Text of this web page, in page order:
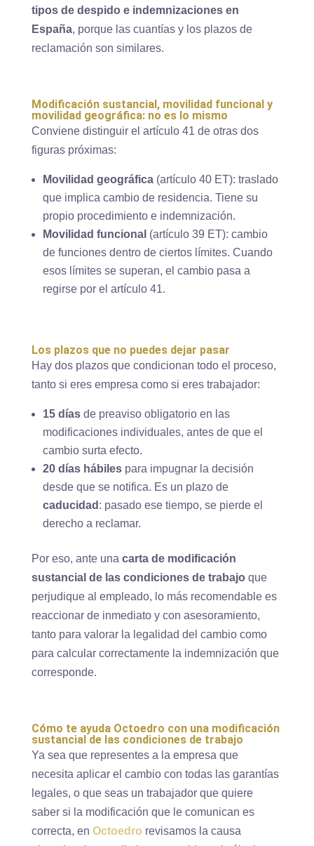
tipos de despido e indemnizaciones en
España, porque las cuantías y los plazos de
reclamación son similares.
Modificación sustancial, movilidad funcional y
movilidad geográfica: no es lo mismo
Conviene distinguir el artículo 41 de otras dos
figuras próximas:
Movilidad geográfica(artículo 40 ET): traslado
que implica cambio de residencia. Tiene su
propio procedimiento e indemnización.
Movilidad funcional (artículo 39 ET): cambio
de funciones dentro de ciertos límites. Cuando
esos límites se superan, el cambio pasa a
regirse por el artículo 41.
Los plazos que no puedes dejar pasar
Hay dos plazos que condicionan todo el proceso,
tanto si eres empresa como si eres trabajador:
15 díasde preaviso obligatorio en las
modificaciones individuales, antes de que el
cambio surta efecto.
20 días hábilespara impugnar la decisión
desde que se notifica. Es un plazo de
caducidad : pasado ese tiempo, se pierde el
derecho a reclamar.
Por eso, ante una carta de modificación
sustancial de las condiciones de trabajo que
perjudique al empleado, lo más recomendable es
reaccionar de inmediato y con asesoramiento,
tanto para valorar la legalidad del cambio como
para calcular correctamente la indemnización que
corresponde.
Cómo te ayuda Octoedro con una modificación
sustancial de las condiciones de trabajo
Ya sea que representes a la empresa que
necesita aplicar el cambio con todas las garantías
legales, o que seas un trabajador que quiere
saber si la modificación que le comunican es
correcta, en Octoedro revisamos la causa